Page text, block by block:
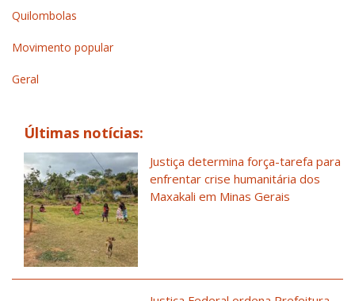
Quilombolas
Movimento popular
Geral
Últimas notícias:
Justiça determina força-tarefa para
enfrentar crise humanitária dos
Maxakali em Minas Gerais